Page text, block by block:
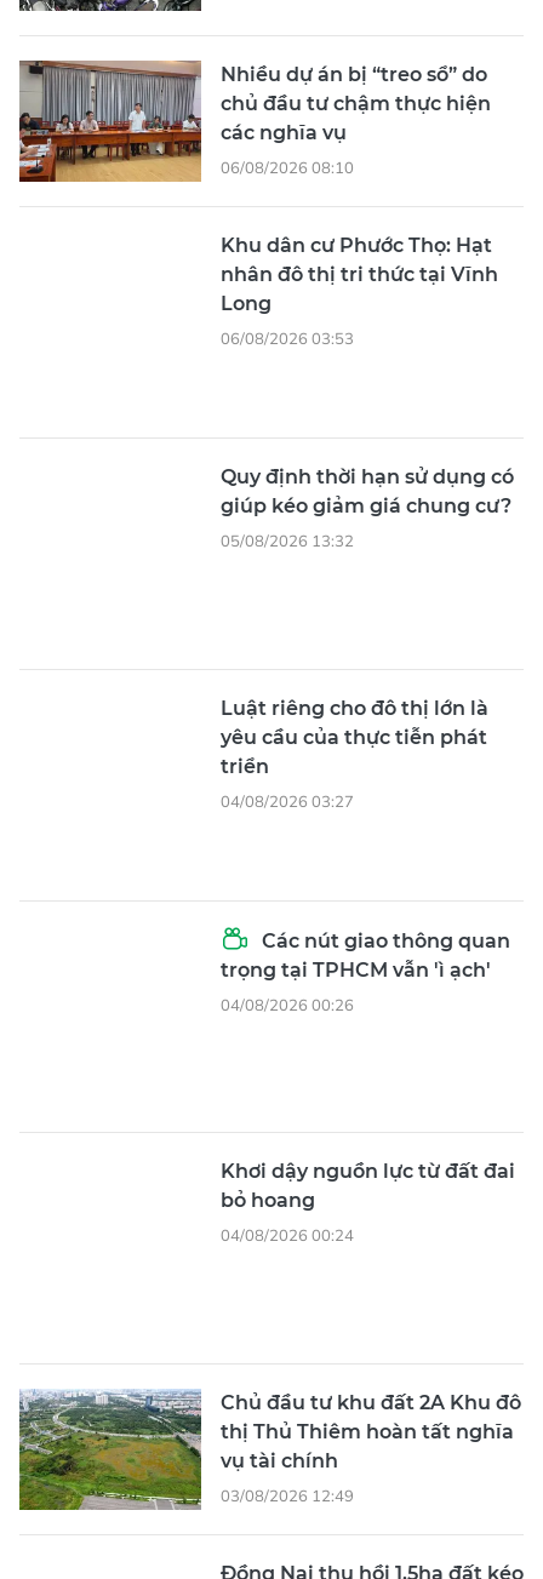
Nhiều dự án bị “treo sổ” do
chủ đầu tư chậm thực hiện
các nghĩa vụ
06/08/2026 08:10
Khu dân cư Phước Thọ: Hạt
nhân đô thị tri thức tại Vĩnh
Long
06/08/2026 03:53
giúp kéo giảm giá chung cư?
05/08/2026 13:32
Các nút giao thông quan
Khơi dậy nguồn lực từ đất đai
bỏ hoang
thị Thủ Thiêm hoàn tất nghĩa
vụ tài chính
03/08/2026 12:49
03/08/2026 09:08
Masterise Homes triển khai
chương trình hỗ trợ khách
hàng
03/08/2026 05:00